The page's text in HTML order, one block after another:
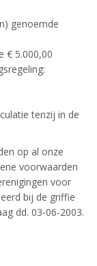
genoemde
€ 5.000,00
tenzij in de
op al onze
voorwaarden
voor
bij de griffie
dd. 03-06-2003.